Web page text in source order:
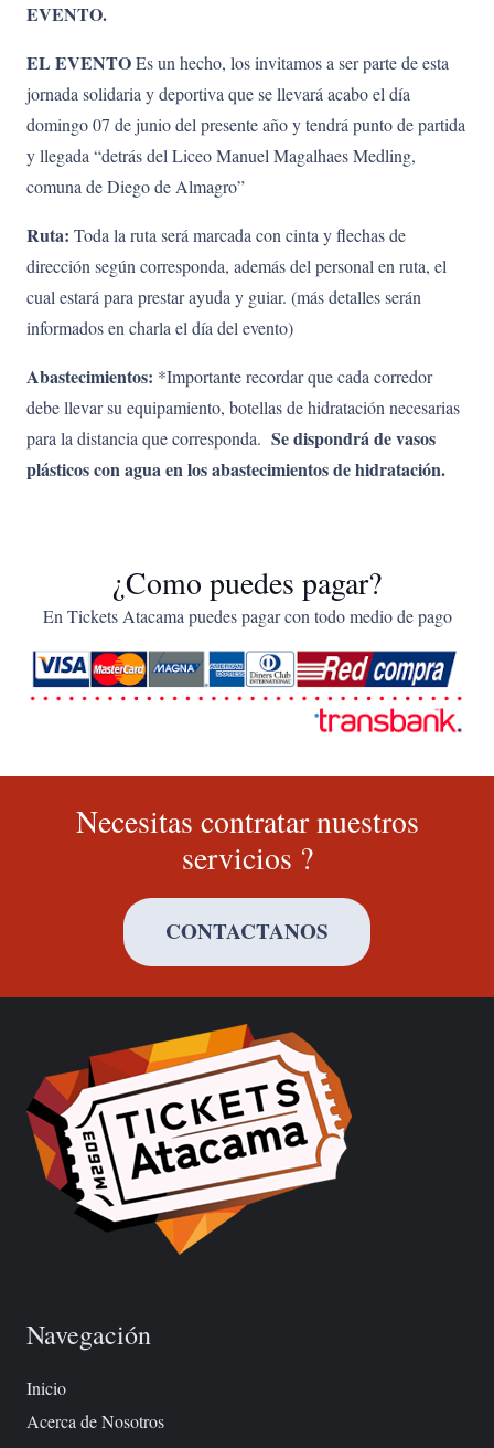
EVENTO.
EL EVENTOEs un hecho, los invitamos a ser parte de esta
jornada solidaria y deportiva que se llevará acabo el día
domingo 07 de junio del presente año y tendrá punto de partida
y llegada “detrás del Liceo Manuel Magalhaes Medling,
comuna de Diego de Almagro”
Ruta: Toda la ruta será marcada con cinta y flechas de
dirección según corresponda, además del personal en ruta, el
cual estará para prestar ayuda y guiar. (más detalles serán
informados en charla el día del evento)
Abastecimientos: *Importante recordar que cada corredor
debe llevar su equipamiento, botellas de hidratación necesarias
para la distancia que corresponda. Se dispondrá de vasos
plásticos con agua en los abastecimientos de hidratación.
¿Como puedes pagar?
En Tickets Atacama puedes pagar con todo medio de pago
Necesitas contratar nuestros
servicios ?
CONTACTANOS
Navegación
Inicio
Acerca de Nosotros